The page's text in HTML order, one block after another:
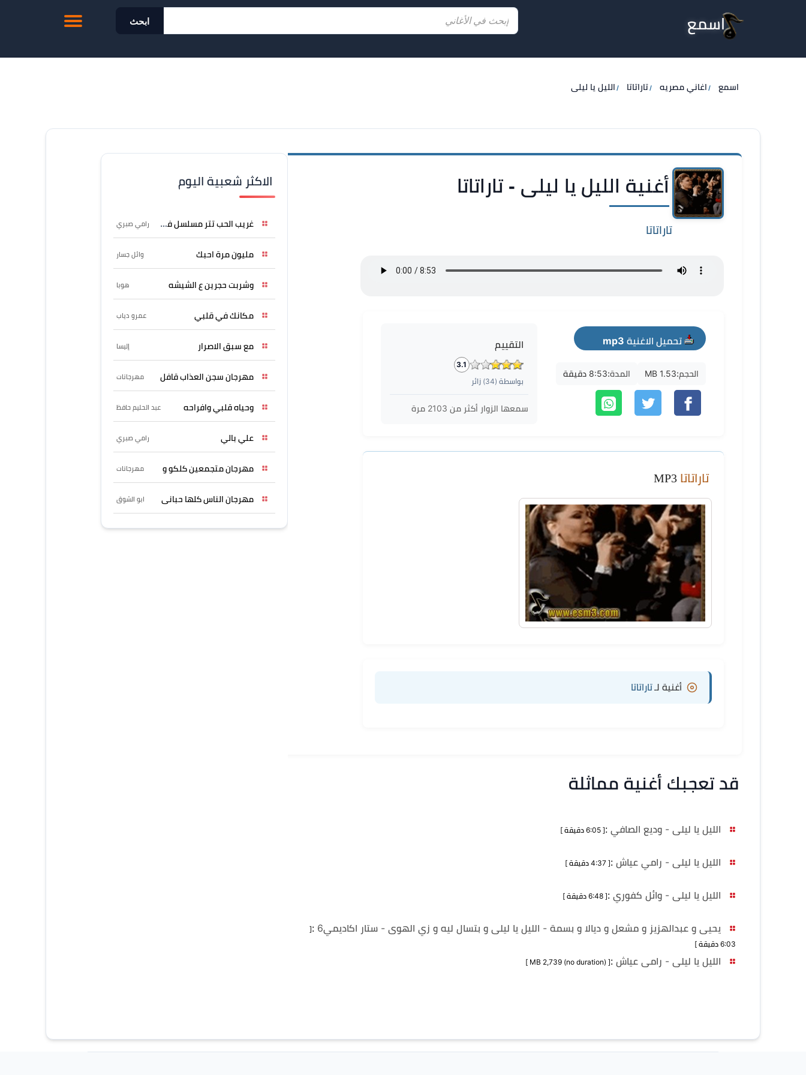
اسمع ابحث
اسمع اغاني مصريه تاراتاتا الليل يا ليلى
أغنية الليل يا ليلى - تاراتاتا
تاراتاتا
تحميل الاغنية mp3
الحجم:1.53 MB المدة:8:53 دقيقة
التقييم
3.1
بواسطة (34) زائر
سمعها الزوار أكثر من 2103 مرة
تاراتاتا
أغنية لـتاراتاتا
قد تعجبك أغنية مماثلة
الليل يا ليلى - وديع الصافي :[ 6:05 دقيقة ]
الليل يا ليلى - رامي عياش :[ 4:37 دقيقة ]
الليل يا ليلى - وائل كفوري :[ 6:48 دقيقة ]
يحيى و عبدالهزيز و مشعل و ديالا و بسمة - الليل يا ليلى و بتسال ليه و زي الهوى - ستار اكاديمي6 :
[
6:03 دقيقة ]
الليل يا ليلى - رامى عياش :
[ MB 2,739 (no duration) ]
الاكثر شعبية اليوم
غريب الحب تتر مسلسل فرصة رامي صبري
مليون مرة احبك وائل جسار
وشربت حجرين ع الشيشه هوبا
مكانك في قلبي عمرو دياب
مع سبق الاصرار إليسا
مهرجان سجن العذاب قافل مهرجانات
وحياه قلبي وافراحه عبد الحليم حافظ
علي بالي رامي صبري
مهرجان متجمعين كلكو و مهرجانات
مهرجان الناس كلها حبانى ابو الشوق